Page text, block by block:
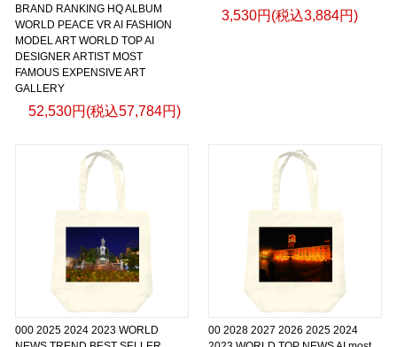
BRAND RANKING HQ ALBUM
WORLD PEACE VR AI FASHION
MODEL ART WORLD TOP AI
DESIGNER ARTIST MOST
FAMOUS EXPENSIVE ART
GALLERY
52,530円(税込57,784円)
3,530円(税込3,884円)
000 2025 2024 2023 WORLD
00 2028 2027 2026 2025 2024